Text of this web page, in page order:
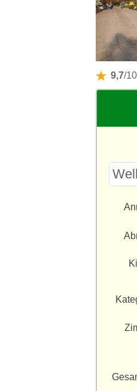
9,7/10